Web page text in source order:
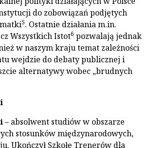
do zobowiązań podjętych
5. Ostatnie działania m.in.
Wszystkich Istot6 pozwalają jednak
w naszym kraju temat zależności
wejdzie do debaty publicznej i
alternatywy wobec „brudnych
– absolwent studiów w obszarze
stosunków międzynarodowych,
Ukończył Szkołę Trenerów dla